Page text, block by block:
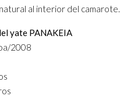
al interior del camarote.
yate PANAKEIA
2008